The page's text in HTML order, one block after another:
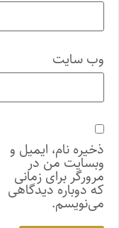
وب‌ سایت
ذخیره نام، ایمیل و
وبسایت من در
مرورگر برای زمانی
که دوباره دیدگاهی
می‌نویسم.